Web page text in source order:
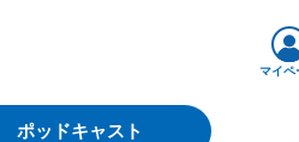
ポッドキャスト
マイペ